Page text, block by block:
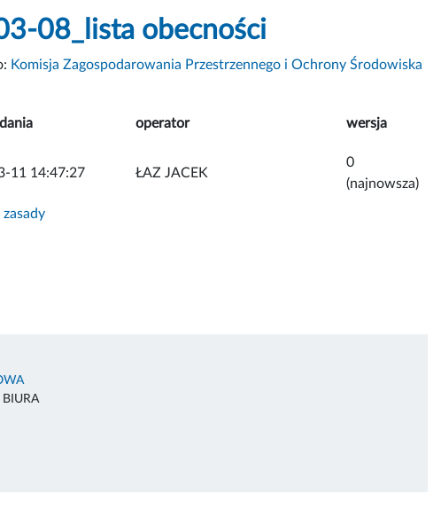
08_lista obecności
Komisja Zagospodarowania Przestrzennego i Ochrony Środowiska
operator wersja
11 14:47:27 ŁAZ JACEK
0
(najnowsza)
BIURA